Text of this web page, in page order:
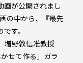
画が公開されまし
の中から、『最先
す。
野敦信准教授
せて作る」ガラ